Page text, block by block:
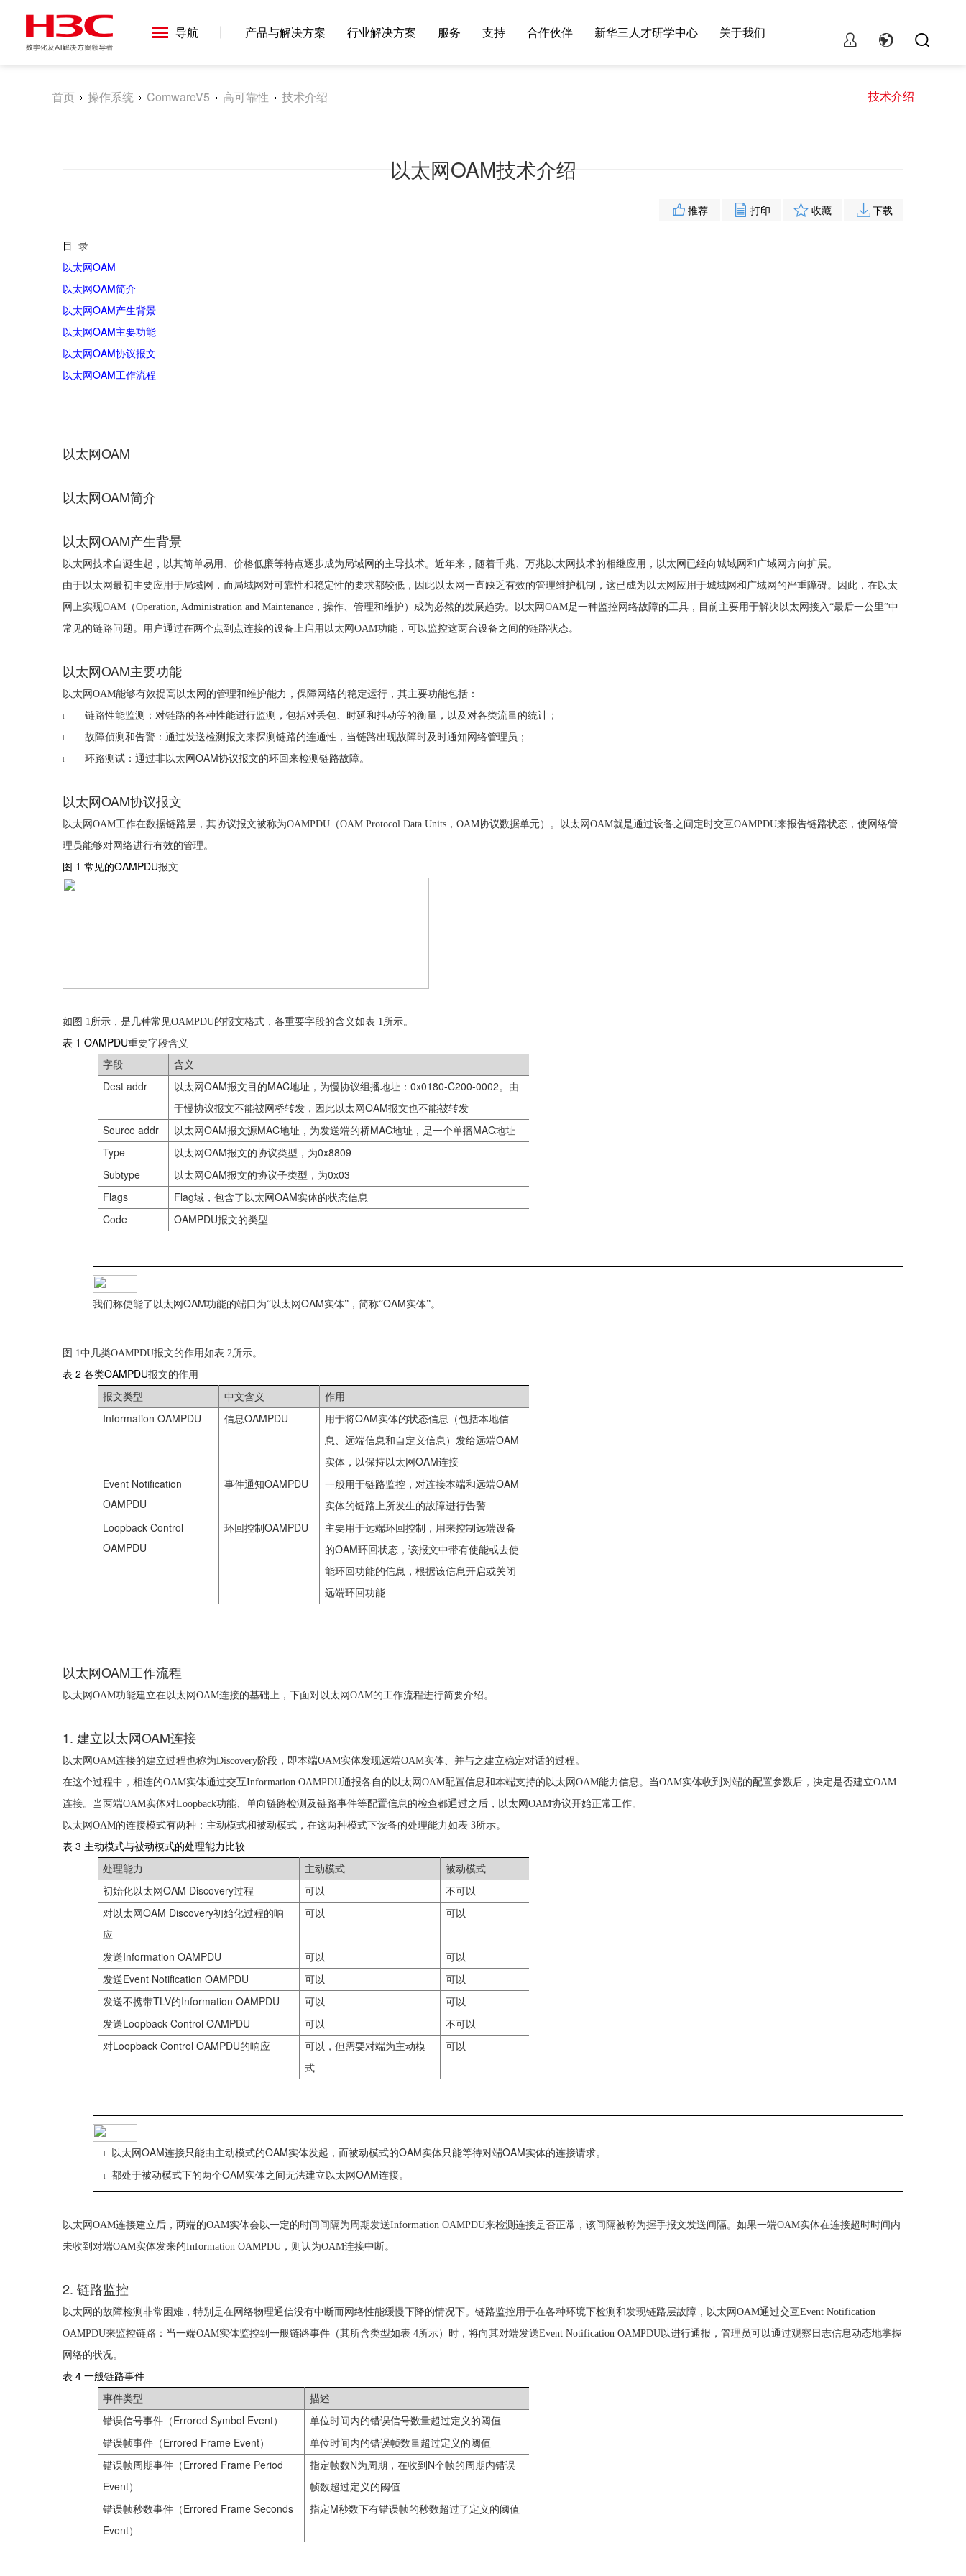
导航 产品与解决方案 行业解决方案 服务 支持 合作伙伴 新华三人才研学中心 关于我们
技术介绍
首页 操作系统 ComwareV5 高可靠性 技术介绍
以太网OAM技术介绍
下载
收藏
打印
推荐
目 录
以太网OAM
以太网OAM简介
以太网OAM产生背景
以太网OAM主要功能
以太网OAM协议报文
以太网OAM工作流程
以太网 OAM
以太网 OAM简介
以太网 OAM产生背景
以太网技术自诞生起，以其简单易用、价格低廉等特点逐步成为局域网的主导技术。近年来，随着千兆、万兆以太网技术的相继应用，以太网已经向城域网和广域网方向扩展。
由于以太网最初主要应用于局域网，而局域网对可靠性和稳定性的要求都较低，因此以太网一直缺乏有效的管理维护机制，这已成为以太网应用于城域网和广域网的严重障碍。因此，在以太
网上实现OAM （Operation, Administration and Maintenance ，操作、管理和维护）成为必然的发展趋势。以太网 OAM是一种监控网络故障的工具，目前主要用于解决以太网接入“最后一公里”中
常见的链路问题。用户通过在两个点到点连接的设备上启用以太网 OAM功能，可以监控这两台设备之间的链路状态。
以太网 OAM主要功能
以太网 OAM能够有效提高以太网的管理和维护能力，保障网络的稳定运行，其主要功能包括：
l 链路性能监测：对链路的各种性能进行监测，包括对丢包、时延和抖动等的衡量，以及对各类流量的统计；
l 故障侦测和告警：通过发送检测报文来探测链路的连通性，当链路出现故障时及时通知网络管理员；
l 环路测试：通过非以太网 OAM协议报文的环回来检测链路故障。
以太网 OAM协议报文
以太网 OAM工作在数据链路层，其协议报文被称为OAMPDU （OAM Protocol Data Units ， OAM协议数据单元） 。 以太网 OAM就是通过设备之间定时交互OAMPDU来报告链路状态，使网络管
理员能够对网络进行有效的管理。
图 1 常见的OAMPDU报文
如 图 1所示，是 几种常见OAMPDU的报文格式，各重要字段的含义如表 1所示。
表 1 OAMPDU重要字段含义
字段
含义
Dest addr 以太网OAM报文目的MAC地址，为慢协议组播地址：0x0180-C200-0002。由
于慢协议报文不能被网桥转发，因此以太网OAM报文也不能被转发
Source addr 以太网OAM报文源MAC地址，为发送端的桥MAC地址，是一个单播MAC地址
Type 以太网OAM报文的协议类型，为0x8809
Subtype
以太网OAM报文的协议子类型，为0x03
Flags
Flag域，包含了以太网OAM实体的状态信息
Code OAMPDU报文的类型
我们称使能了以太网 OAM功能的端口为“以太网 OAM实体”，简称“OAM实体”。
图 1 中几类OAMPDU报文的作用如表 2所示。
表 2 各类OAMPDU报文的作用
报文类型 中文含义 作用
Information OAMPDU 信息OAMPDU 用于将OAM实体的状态信息（包括本地信
息、远端信息和自定义信息）发给远端OAM
实体，以保持以太网OAM连接
Event Notification
OAMPDU
事件通知OAMPDU 一般用于链路监控，对连接本端和远端OAM
实体的链路上所发生的故障进行告警
Loopback Control
OAMPDU
环回控制OAMPDU
主要用于远端环回控制，用来控制远端设备
的OAM环回状态，该报文中带有使能或去使
能环回功能的信息，根据该信息开启或关闭
远端环回功能
以太网OAM工作流程
以太网 OAM功能建立在以太网 OAM连接的基础上，下面对以太网 OAM的工作流程进行简要介绍。
1. 建立以太网OAM连接
以太网 OAM连接的建立过程也称为Discovery阶段，即本端OAM实体发现远端OAM实体、并与之建立稳定对话的过程。
在这个过程中，相连的OAM实体通过交互Information OAMPDU通报各自的以太网 OAM配置信息和本端支持的以太网 OAM能力信息。当OAM实体收到对端的配置参数后，决定是否建立OAM
连接。当两端OAM实体对Loopback功能、单向链路检测及链路事件等配置信息的检查都通过之后，以太网 OAM协议开始正常工作。
以太网 OAM的连接模式有两种：主动模式和被动模式，在这两种模式下设备的处理能力如表 3所示。
表 3 主动模式与被动模式的处理能力比较
处理能力 主动模式 被动模式
初始化以太网OAM Discovery过程 可以 不可以
对以太网OAM Discovery初始化过程的响
应
可以 可以
发送Information OAMPDU 可以 可以
发送Event Notification OAMPDU 可以 可以
发送不携带TLV的Information OAMPDU 可以 可以
发送Loopback Control OAMPDU 可以 不可以
对Loopback Control OAMPDU的响应
可以，但需要对端为主动模
式
可以
l 以太网OAM连接只能由主动模式的OAM实体发起，而被动模式的OAM实体只能等待对端OAM实体的连接请求。
l 都处于被动模式下的两个OAM实体之间无法建立以太网OAM连接。
以太网OAM连接建立后，两端的OAM实体会以一定的时间间隔为周期发送Information OAMPDU来检测连接是否正常，该间隔被称为握手报文发送间隔。如果一端OAM实体在连接超时时间内
未收到对端OAM实体发来的Information OAMPDU ，则认为OAM连接中断。
2. 链路监控
以太网的故障检测非常困难，特别是在网络物理通信没有中断而网络性能缓慢下降的情况下。链路监控用于在各种环境下检测和发现链路层故障，以太网OAM通过交互Event Notification
OAMPDU来监控链路：当一端OAM实体监控到一般链路事件（其所含类型如表 4所示）时，将向其对端发送Event Notification OAMPDU以进行通报，管理员可以通过观察日志信息动态地掌握
网络的状况。
表 4 一般链路事件
事件类型 描述
错误信号事件（ Errored Symbol Event） 单位时间内的错误信号数量超过定义的阈值
错误帧事件（ Errored Frame Event） 单位时间内的错误帧数量超过定义的阈值
错误帧周期事件（ Errored Frame Period
Event）
指定帧数N为周期，在收到 N个帧的周期内错误
帧数超过定义的阈值
错误帧秒数事件（ Errored Frame Seconds
Event）
指定M秒数下有错误帧的秒数超过了定义的阈值